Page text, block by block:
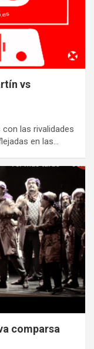
vs
las rivalidades
en las…
comparsa